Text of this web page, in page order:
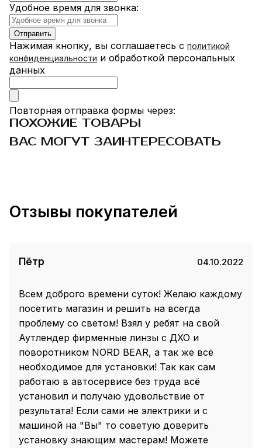
Удобное время для звонка:
Нажимая кнопку, вы соглашаетесь с политикой
конфиденциальности и обработкой персональных
данных
Повторная отправка формы через:
ПОХОЖИЕ ТОВАРЫ
ВАС МОГУТ ЗАИНТЕРЕСОВАТЬ
Отзывы покупателей
Пётр 04.10.2022
Всем доброго времени суток! Желаю каждому
посетить магазин и решить на всегда
проблему со светом! Взял у ребят на свой
Аутлендер фирменные линзы с ДХО и
поворотником NORD BEAR, а так же всё
необходимое для установки! Так как сам
работаю в автосервисе без труда всё
установил и получаю удовольствие от
результата! Если сами не электрики и с
машиной на "Вы" то советую доверить
установку знающим мастерам! Можете